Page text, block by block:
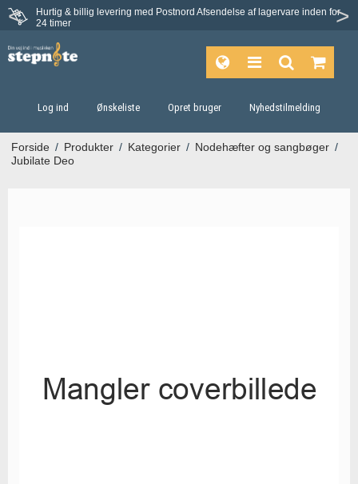
Hurtig & billig levering med Postnord Afsendelse af lagervare inden for
24 timer
Log ind Ønskeliste Opret bruger Nyhedstilmelding
Forside / Produkter / Kategorier / Nodehæfter og sangbøger /
Jubilate Deo